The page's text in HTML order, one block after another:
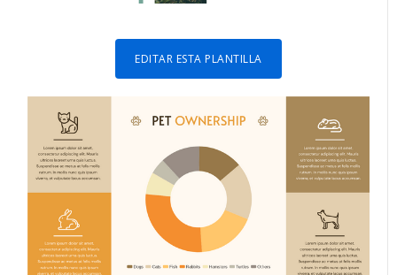
EDITAR ESTA PLANTILLA